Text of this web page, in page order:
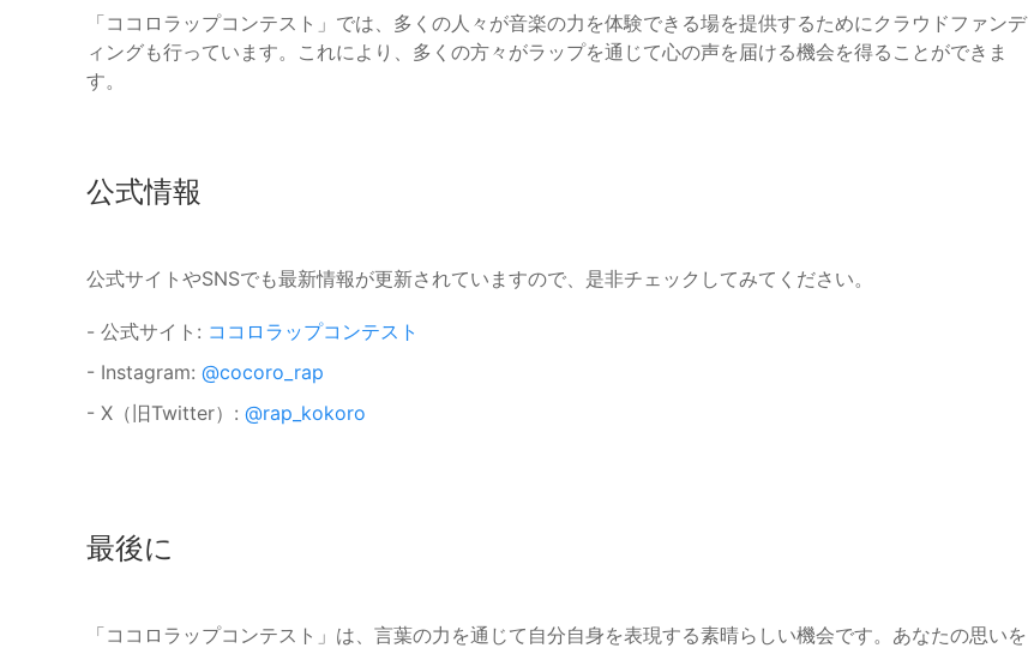
「ココロラップコンテスト」では、多くの人々が音楽の力を体験できる場を提供するためにクラウドファンデ
ィングも行っています。これにより、多くの方々がラップを通じて心の声を届ける機会を得ることができま
す。
公式情報
公式サイトやSNSでも最新情報が更新されていますので、是非チェックしてみてください。
- 公式サイト: ココロラップコンテスト
- Instagram: @cocoro_rap
- X（旧Twitter）: @rap_kokoro
最後に
「ココロラップコンテスト」は、言葉の力を通じて自分自身を表現する素晴らしい機会です。あなたの思いを